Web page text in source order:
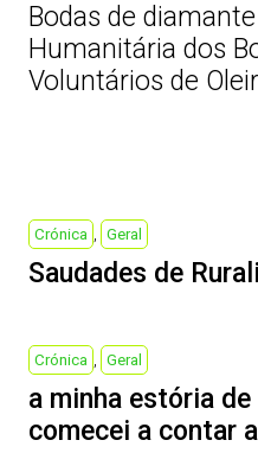
Bodas de
Humanitária dos
Voluntários de
navigation
Previous
Post
Crónica Geral
Saudades de
Next
Post
Crónica Geral
a minha estória
comecei a contar